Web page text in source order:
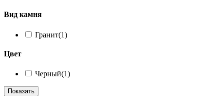
Вид камня
Гранит(1)
Цвет
Черный(1)
Показать